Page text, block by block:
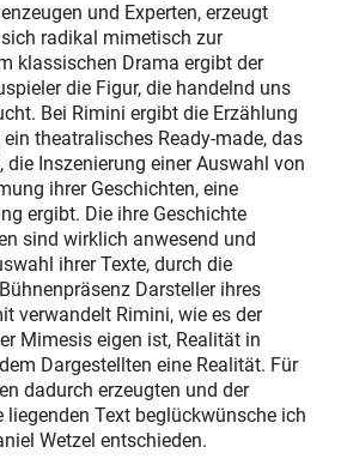
und Experten, erzeugt
radikal mimetisch zur
klassischen Drama ergibt der
die Figur, die handelnd uns
Bei Rimini ergibt die Erzählung
theatralisches Ready-made, das
die Inszenierung einer Auswahl von
ihrer Geschichten, eine
ergibt. Die ihre Geschichte
sind wirklich anwesend und
ihrer Texte, durch die
Darsteller ihres
verwandelt Rimini, wie es der
Mimesis eigen ist, Realität in
Dargestellten eine Realität. Für
dadurch erzeugten und der
Text beglückwünsche ich
Wetzel entschieden.